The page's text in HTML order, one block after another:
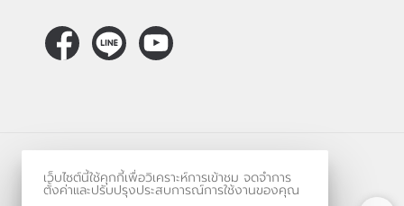
และขายของออนไลน์โดย
เว็บไซต์นี้ใช้คุกกี้เพื่อวิเคราะห์การเข้าชม จดจำการ
ตั้งค่าและปรับปรุงประสบการณ์การใช้งานของคุณ